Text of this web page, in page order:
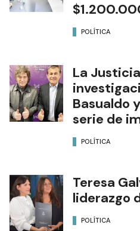
POLÍTICA
La
Basualdo
serie de
POLÍTICA
Teresa
liderazgo
POLÍTICA